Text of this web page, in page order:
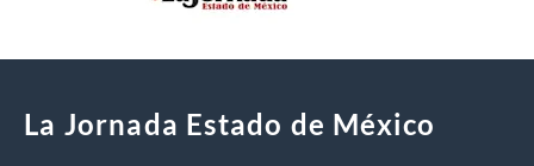
La Jornada Estado de México